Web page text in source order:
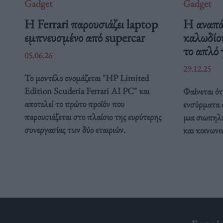
Gadget
Η Ferrari παρουσιάζει laptop
εμπνευσμένο από supercar
05.06.26
Το μοντέλο ονομάζεται "HP Limited
Edition Scuderia Ferrari AI PC" και
αποτελεί το πρώτο προϊόν που
παρουσιάζεται στο πλαίσιο της ευρύτερης
συνεργασίας των δύο εταιριών.
Gadget
Η
το απλό
29.12.25
Φαίνεται
ενσύρματα
μια
και